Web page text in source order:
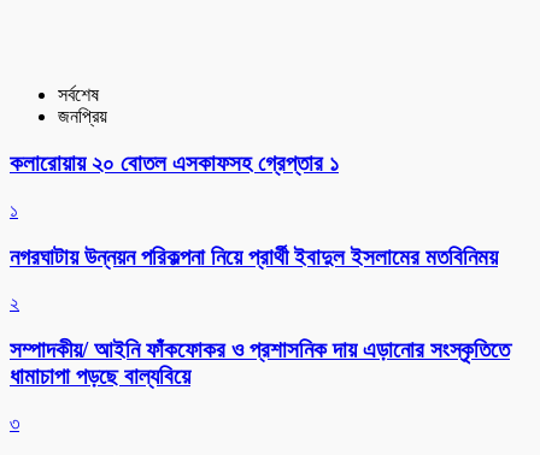
সর্বশেষ
জনপ্রিয়
কলারোয়ায় ২০ বোতল এসকাফসহ গ্রেপ্তার ১
১
নগরঘাটায় উন্নয়ন পরিকল্পনা নিয়ে প্রার্থী ইবাদুল ইসলামের মতবিনিময়
২
সম্পাদকীয়/ আইনি ফাঁকফোকর ও প্রশাসনিক দায় এড়ানোর সংস্কৃতিতে
ধামাচাপা পড়ছে বাল্যবিয়ে
৩